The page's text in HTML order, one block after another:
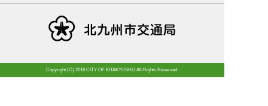
Copyright (C) 2018 CITY OF KITAKYUSHU All Rights Reserved.